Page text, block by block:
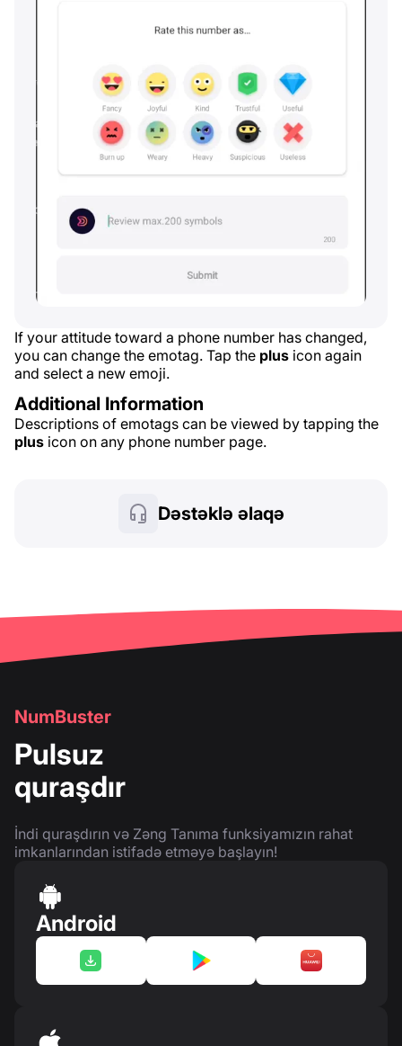
If your attitude toward a phone number has changed,
you can change the emotag. Tap the plus icon again
and select a new emoji.
Additional Information
Descriptions of emotags can be viewed by tapping the
plus icon on any phone number page.
Dəstəklə əlaqə
NumBuster
Pulsuz
quraşdır
İndi quraşdırın və Zəng Tanıma funksiyamızın rahat
imkanlarından istifadə etməyə başlayın!
Android